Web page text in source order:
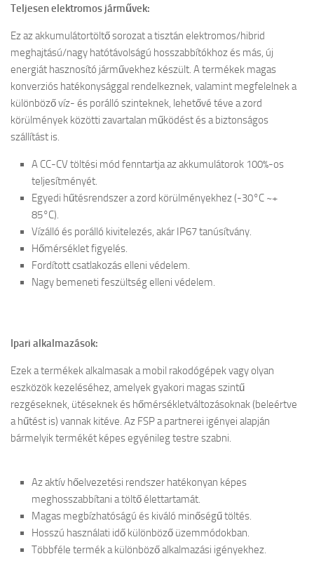
Teljesen elektromos járművek:
Ez az akkumulátortöltő sorozat a tisztán elektromos/hibrid
meghajtású/nagy hatótávolságú hosszabbítókhoz és más, új
energiát hasznosító járművekhez készült. A termékek magas
konverziós hatékonysággal rendelkeznek, valamint megfelelnek a
különböző víz- és porálló szinteknek, lehetővé téve a zord
körülmények közötti zavartalan működést és a biztonságos
szállítást is.
A CC-CV töltési mód fenntartja az akkumulátorok 100%-os
teljesítményét.
Egyedi hűtésrendszer a zord körülményekhez (-30°C ~+
85°C).
Vízálló és porálló kivitelezés, akár IP67 tanúsítvány.
Hőmérséklet figyelés.
Fordított csatlakozás elleni védelem.
Nagy bemeneti feszültség elleni védelem.
Ipari alkalmazások:
Ezek a termékek alkalmasak a mobil rakodógépek vagy olyan
eszközök kezeléséhez, amelyek gyakori magas szintű
rezgéseknek, ütéseknek és hőmérsékletváltozásoknak (beleértve
a hűtést is) vannak kitéve. Az FSP a partnerei igényei alapján
bármelyik termékét képes egyénileg testre szabni.
Az aktív hőelvezetési rendszer hatékonyan képes
meghosszabbítani a töltő élettartamát.
Magas megbízhatóságú és kiváló minőségű töltés.
Hosszú használati idő különböző üzemmódokban.
Többféle termék a különböző alkalmazási igényekhez.